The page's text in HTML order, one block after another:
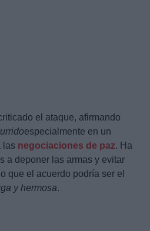
el ataque, afirmando
especialmente en un
las negociaciones de paz. Ha
a deponer las armas y evitar
que el acuerdo podría ser el
y hermosa.